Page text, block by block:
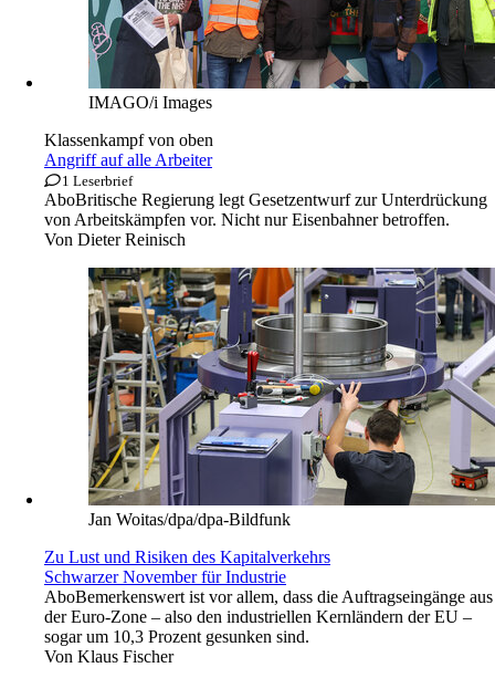
IMAGO/i Images
Klassenkampf von oben
Angriff auf alle Arbeiter
1 Leserbrief
AboBritische Regierung legt Gesetzentwurf zur Unterdrückung
von Arbeitskämpfen vor. Nicht nur Eisenbahner betroffen.
Von Dieter Reinisch
Jan Woitas/dpa/dpa-Bildfunk
Zu Lust und Risiken des Kapitalverkehrs
Schwarzer November für Industrie
AboBemerkenswert ist vor allem, dass die Auftragseingänge aus
der Euro-Zone – also den industriellen Kernländern der EU –
sogar um 10,3 Prozent gesunken sind.
Von Klaus Fischer